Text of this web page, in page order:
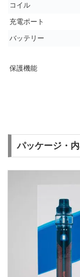
コイル
充電ポート
バッテリー
保護機能
パッケージ・